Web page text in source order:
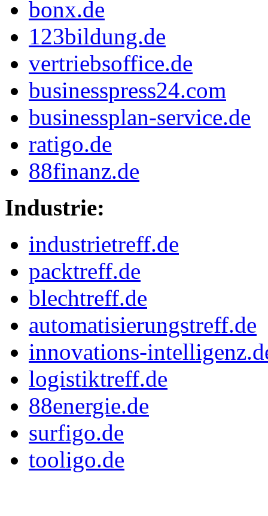
bonx.de
123bildung.de
vertriebsoffice.de
businesspress24.com
businessplan-service.de
ratigo.de
88finanz.de
Industrie:
industrietreff.de
packtreff.de
blechtreff.de
automatisierungstreff.de
innovations-
logistiktreff.de
88energie.de
surfigo.de
tooligo.de